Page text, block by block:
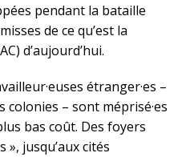
pendant la bataille
de ce qu’est la
d’aujourd’hui.
étranger·es –
colonies – sont méprisé·es
bas coût. Des foyers
jusqu’aux cités